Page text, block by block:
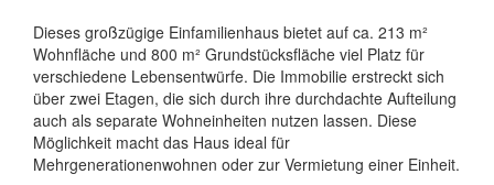
Dieses großzügige Einfamilienhaus bietet auf ca. 213 m²
Wohnfläche und 800 m² Grundstücksfläche viel Platz für
verschiedene Lebensentwürfe. Die Immobilie erstreckt sich
über zwei Etagen, die sich durch ihre durchdachte Aufteilung
auch als separate Wohneinheiten nutzen lassen. Diese
Möglichkeit macht das Haus ideal für
Mehrgenerationenwohnen oder zur Vermietung einer Einheit.